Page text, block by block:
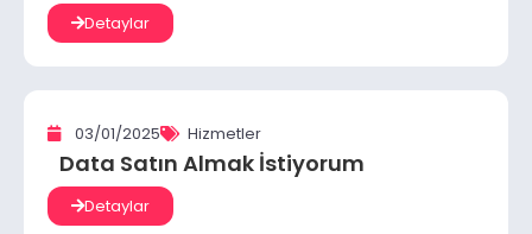
Detaylar
03/01/2025 Hizmetler
Data Satın Almak İstiyorum
Detaylar